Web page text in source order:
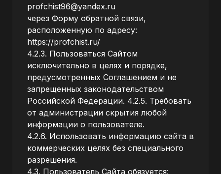
profchist96@yandex.ru
через Форму обратной связи,
расположенную по адресу:
https://profchist.ru/
4.2.3. Пользоваться Сайтом
исключительно в целях и порядке,
предусмотренных Соглашением и не
запрещенных законодательством
Российской Федерации. 4.2.5. Требовать
от администрации скрытия любой
информации о пользователе.
4.2.6. Использовать информацию сайта в
коммерческих целях без специального
разрешения.
4.3. Пользователь Сайта обязуется: